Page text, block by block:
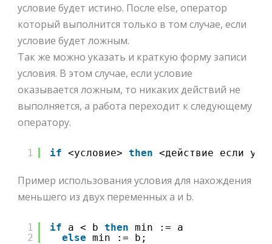
условие будет истино. После else, оператор
который выполнится только в том случае, если
условие будет ложным.
Так же можно указать и краткую форму записи
условия. В этом случае, если условие
оказывается ложным, то никаких действий не
выполняется, а работа переходит к следующему
оператору.
1 if <условие> then <действие если
Пример использования условия для нахождения
меньшего из двух переменных a и b.
1
2
if a < b then min := a
else min := b;